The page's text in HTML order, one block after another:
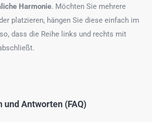
Harmonie. Möchten Sie mehrere
platzieren, hängen Sie diese einfach im
dass die Reihe links und rechts mit
und Antworten (FAQ)